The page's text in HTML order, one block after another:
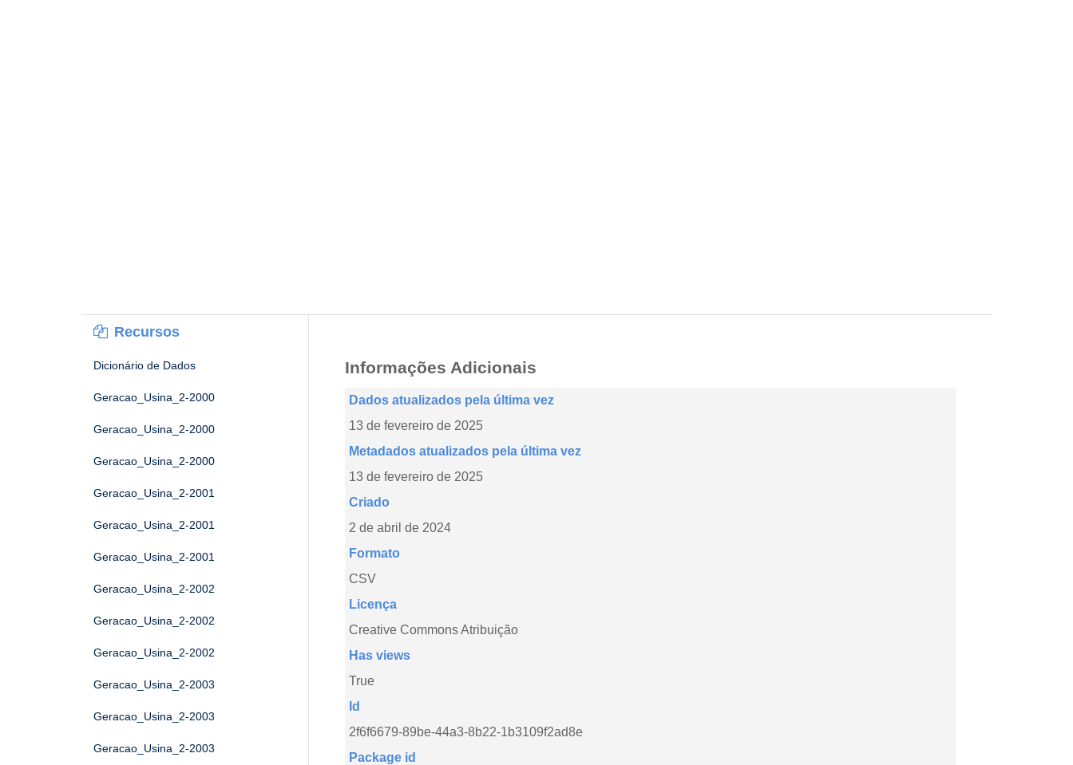
Recursos
Dicionário de Dados
Geracao_Usina_2-2000
Geracao_Usina_2-2000
Geracao_Usina_2-2000
Geracao_Usina_2-2001
Geracao_Usina_2-2001
Geracao_Usina_2-2001
Geracao_Usina_2-2002
Geracao_Usina_2-2002
Geracao_Usina_2-2002
Geracao_Usina_2-2003
Geracao_Usina_2-2003
Geracao_Usina_2-2003
Informações Adicionais
Dados atualizados pela última vez
13 de fevereiro de 2025
Metadados atualizados pela última vez
13 de fevereiro de 2025
Criado
2 de abril de 2024
Formato
CSV
Licença
Creative Commons Atribuição
Has views
True
Id
2f6f6679-89be-44a3-8b22-1b3109f2ad8e
Package id